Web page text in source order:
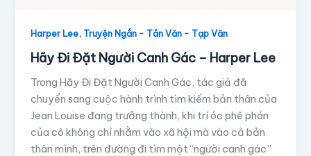
Harper Lee, Truyện Ngắn - Tản Văn - Tạp Văn
Hãy Đi Đặt Người Canh Gác – Harper Lee
Trong Hãy Đi Đặt Người Canh Gác, tác giả đã
chuyển sang cuộc hành trình tìm kiếm bản thân của
Jean Louise đang trưởng thành, khi trí óc phê phán
của cô không chỉ nhằm vào xã hội mà vào cả bản
thân mình, trên đường đi tìm một “người canh gác”